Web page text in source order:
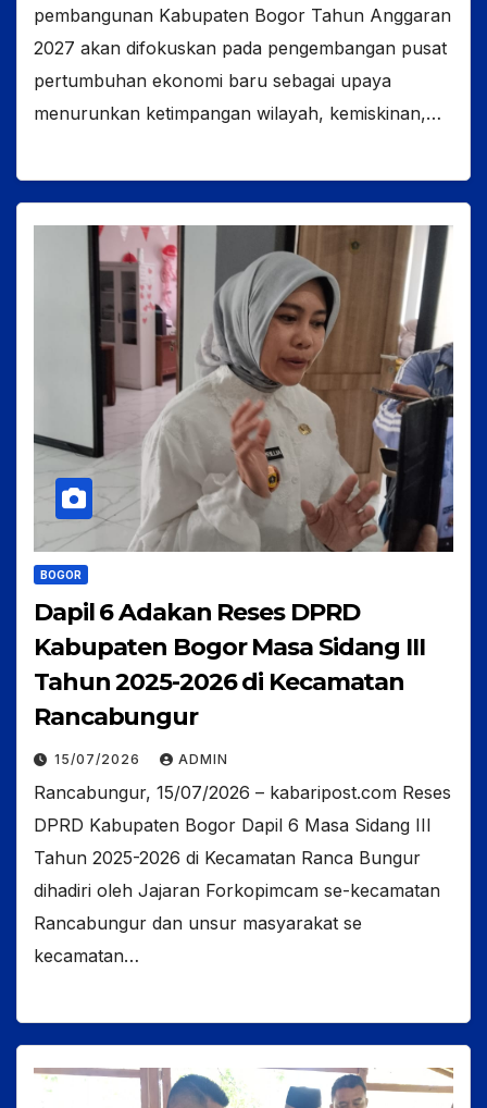
pembangunan Kabupaten Bogor Tahun Anggaran
2027 akan difokuskan pada pengembangan pusat
pertumbuhan ekonomi baru sebagai upaya
menurunkan ketimpangan wilayah, kemiskinan,…
BOGOR
Dapil 6 Adakan Reses DPRD
Kabupaten Bogor Masa Sidang III
Tahun 2025-2026 di Kecamatan
Rancabungur
15/07/2026 ADMIN
Rancabungur, 15/07/2026 – kabaripost.com Reses
DPRD Kabupaten Bogor Dapil 6 Masa Sidang III
Tahun 2025-2026 di Kecamatan Ranca Bungur
dihadiri oleh Jajaran Forkopimcam se-kecamatan
Rancabungur dan unsur masyarakat se
kecamatan…